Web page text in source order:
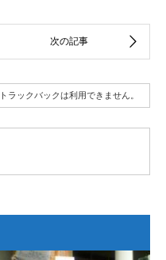
トラックバックは利用できません。